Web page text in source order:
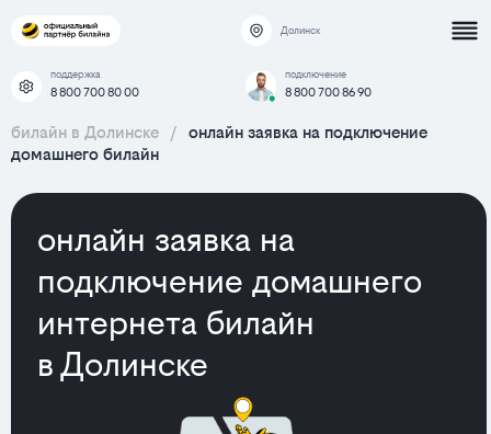
Долинск
поддержка
8 800 700 80 00
подключение
8 800 700 86 90
билайн в Долинске /
онлайн заявка на подключение
домашнего билайн
онлайн заявка на
подключение домашнего
интернета билайн
в Долинске